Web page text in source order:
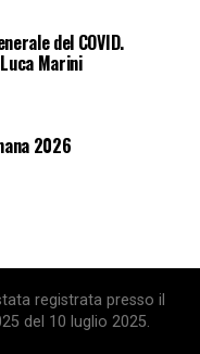
del COVID.
Marini
2026
registrata presso il
del 10 luglio 2025.